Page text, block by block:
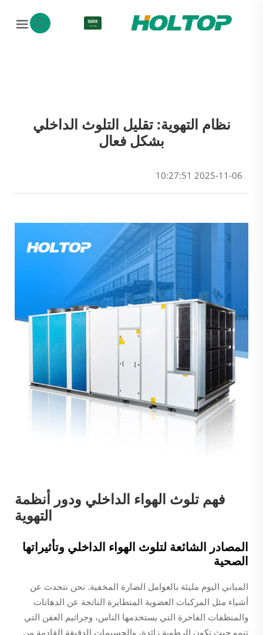
نظام التهوية: تقليل التلوث الداخلي
بشكل فعال
2025-11-06 10:27:51
فهم تلوث الهواء الداخلي ودور أنظمة
التهوية
المصادر الشائعة لتلوث الهواء الداخلي وتأثيراتها
الصحية
المباني اليوم مليئة بالعوامل الضارة المخفية. نحن نتحدث عن
أشياء مثل المركبات العضوية المتطايرة الناتجة عن الدهانات
والمنظفات الفاخرة التي يستخدمها الناس، وجراثيم العفن التي
تنمو حيث تكون الرطوبة زائدة، والجسيمات الدقيقة القادمة من